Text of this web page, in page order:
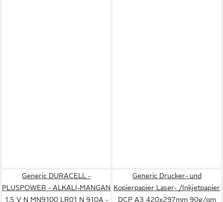
Generic DURACELL -
PLUSPOWER - ALKALI-MANGAN
1.5 V N MN9100 LR01 N 910A -
Generic Drucker- und
Kopierpapier Laser- /Inkjetpapier
DCP A3 420x297mm 90g/qm